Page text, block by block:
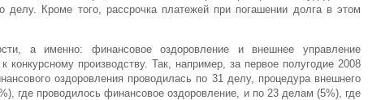
делу. Кроме того, рассрочка платежей при погашении долга в этом
а именно: финансовое оздоровление и внешнее управление
производству. Так, например, за первое полугодие 2008
оздоровления проводилась по 31 делу, процедура внешнего
где проводилось финансовое оздоровление, и по 23 делам (5%), где